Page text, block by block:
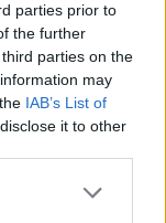
parties prior to
the further
parties on the
may
IAB’s List of
it to other